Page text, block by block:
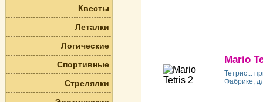
Квесты
Леталки
Логические
Спортивные
Стрелялки
Mario
Тетрис...
Фабрике,